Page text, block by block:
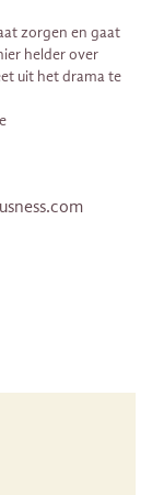
zorgen en gaat
helder over
uit het drama te